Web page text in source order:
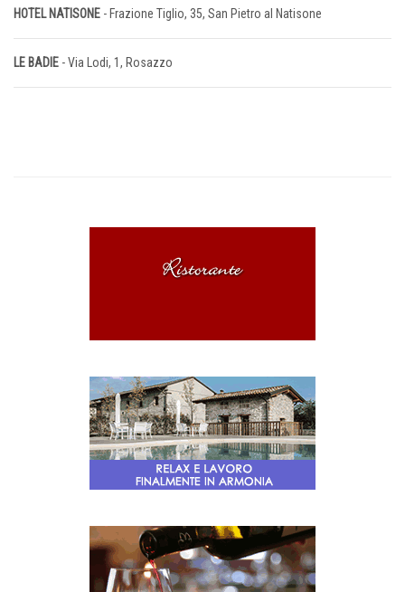
HOTEL NATISONE - Frazione Tiglio, 35, San Pietro al Natisone
LE BADIE - Via Lodi, 1, Rosazzo